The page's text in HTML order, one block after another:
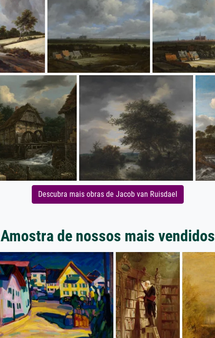
Descubra mais obras de Jacob van Ruisdael
Amostra de nossos mais vendidos